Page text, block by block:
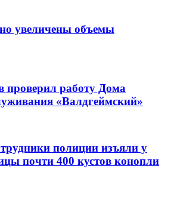
увеличены объемы
проверил работу Дома
«Валдгеймский»
полиции изъяли у
почти 400 кустов конопли